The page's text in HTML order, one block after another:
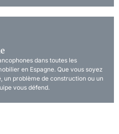
dans toutes les
en Espagne. Que vous soyez
un problème de construction ou un
vous défend.